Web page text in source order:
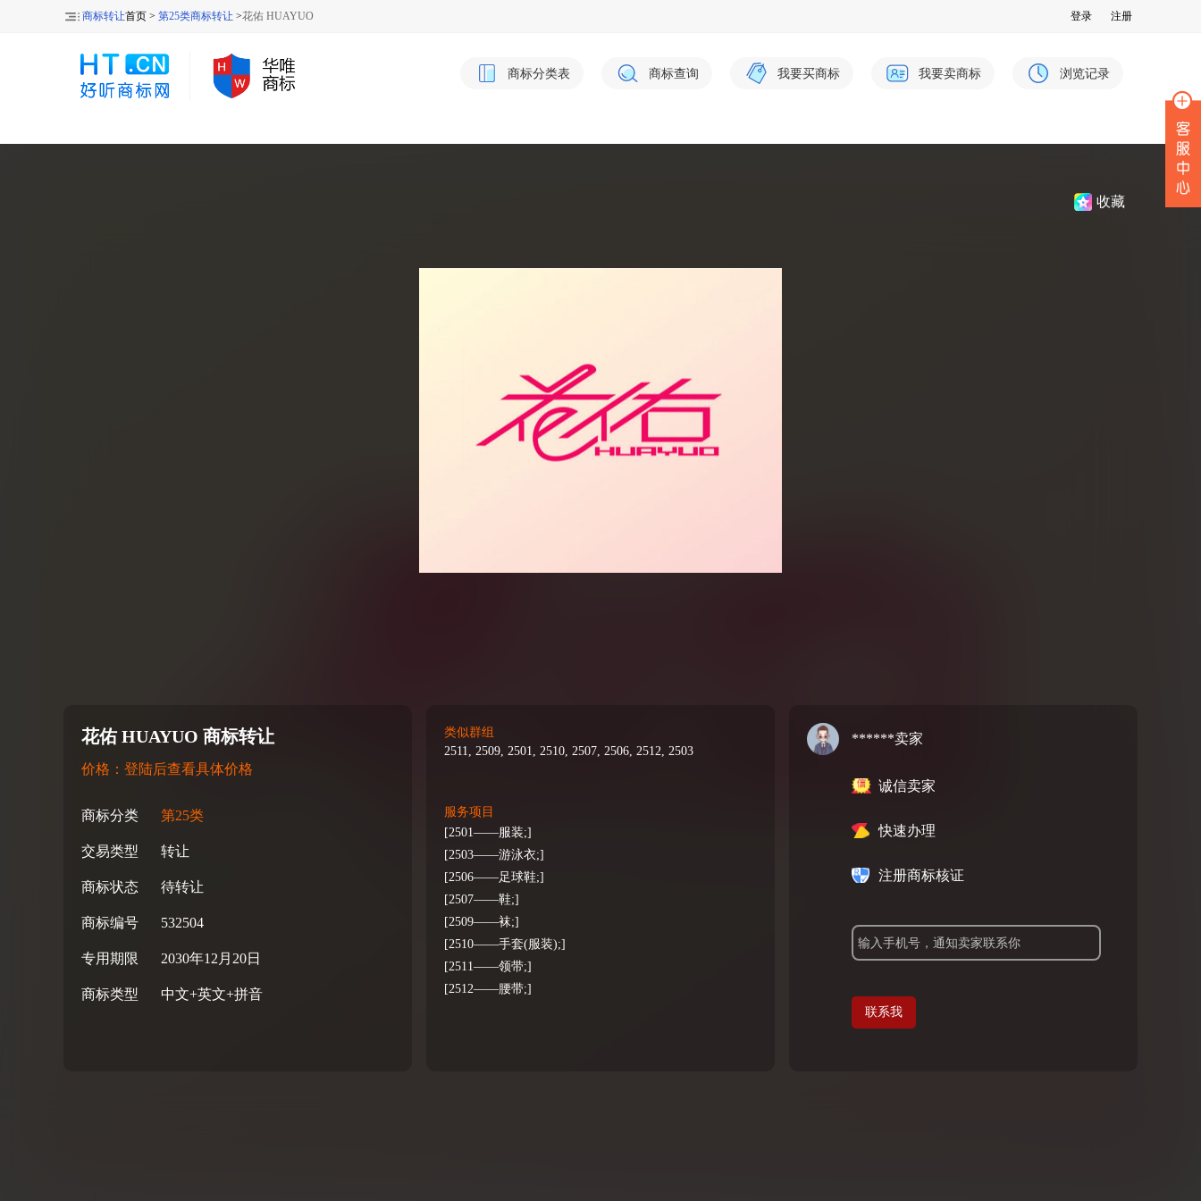
商标转让首页 > 第25类商标转让 >花佑 HUAYUO 登录 注册
商标分类表 商标查询 我要买商标 我要卖商标 浏览记录
花佑 HUAYUO 商标转让
价格：登陆后查看具体价格
商标分类 第25类
交易类型 转让
商标状态 待转让
商标编号 532504
专用期限 2030年12月20日
商标类型 中文+英文+拼音
类似群组
2511, 2509, 2501, 2510, 2507, 2506, 2512, 2503
服务项目
[2501——服装;]
[2503——游泳衣;]
[2506——足球鞋;]
[2507——鞋;]
[2509——袜;]
[2510——手套(服装);]
[2511——领带;]
[2512——腰带;]
******卖家
诚信卖家
快速办理
注册商标核证
收藏